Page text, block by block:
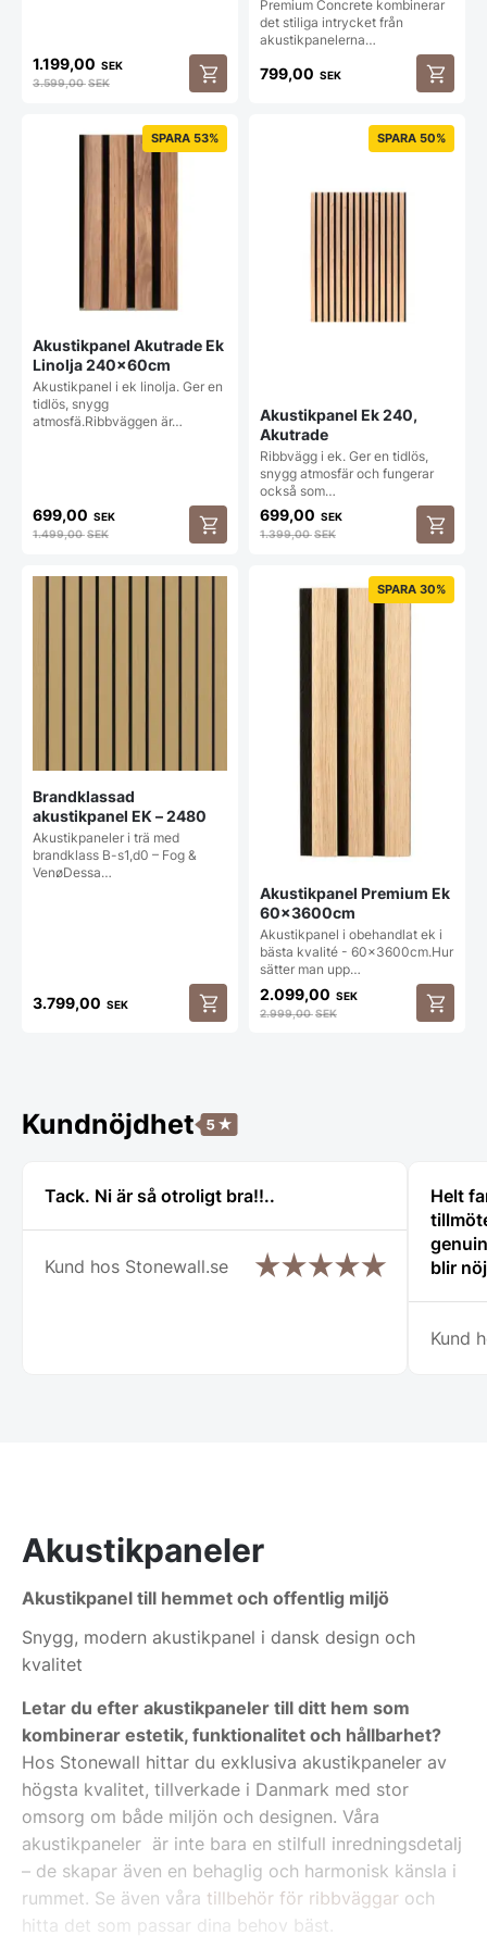
1.199,00 SEK
3.599,00SEK
Premium Concrete kombinerar
det stiliga intrycket från
akustikpanelerna…
799,00 SEK
här
har
SPARA 53%
Akustikpanel Akutrade Ek
Linolja 240x60cm
Akustikpanel i ek linolja. Ger en
tidlös, snygg
atmosfä.Ribbväggen är…
699,00 SEK
1.499,00SEK
SPARA 50%
Akustikpanel Ek 240,
Akutrade
Ribbvägg i ek. Ger en tidlös,
snygg atmosfär och fungerar
också som…
699,00 SEK
1.399,00SEK
Brandklassad
akustikpanel EK – 2480
Akustikpaneler i trä med
brandklass B-s1,d0 – Fog &
VenøDessa…
3.799,00 SEK
SPARA 30%
Akustikpanel Premium Ek
60x3600cm
Akustikpanel i obehandlat ek i
bästa kvalité - 60x3600cm.Hur
sätter man upp…
2.099,00 SEK
2.999,00SEK
Kundnöjdhet
Tack. Ni är så otroligt bra!!..
Kund hos Stonewall.se
Helt
blir
Kund
Akustikpaneler
Akustikpanel till hemmet och offentlig miljö
Snygg, modern akustikpanel i dansk design och
kvalitet
Letar du efter akustikpaneler till ditt hem som
kombinerar estetik, funktionalitet och hållbarhet?
Hos Stonewall hittar du exklusiva akustikpaneler av
högsta kvalitet, tillverkade i Danmark med stor
omsorg om både miljön och designen. Våra
akustikpaneler är inte bara en stilfull inredningsdetalj
– de skapar även en behaglig och harmonisk känsla i
rummet. Se även våra tillbehör för ribbväggar och
hitta det som passar dina behov bäst.